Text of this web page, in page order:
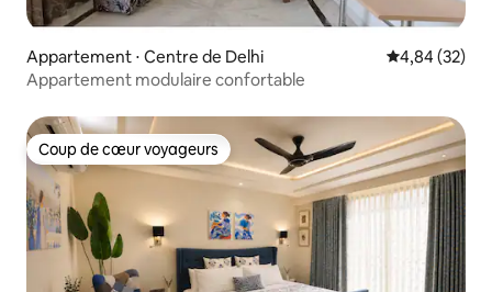
Appartement ⋅ Centre de Delhi Évaluation
4,84 (32)
Appartement modulaire confortable
Coup de cœur voyageurs
Coup de cœur voyageurs